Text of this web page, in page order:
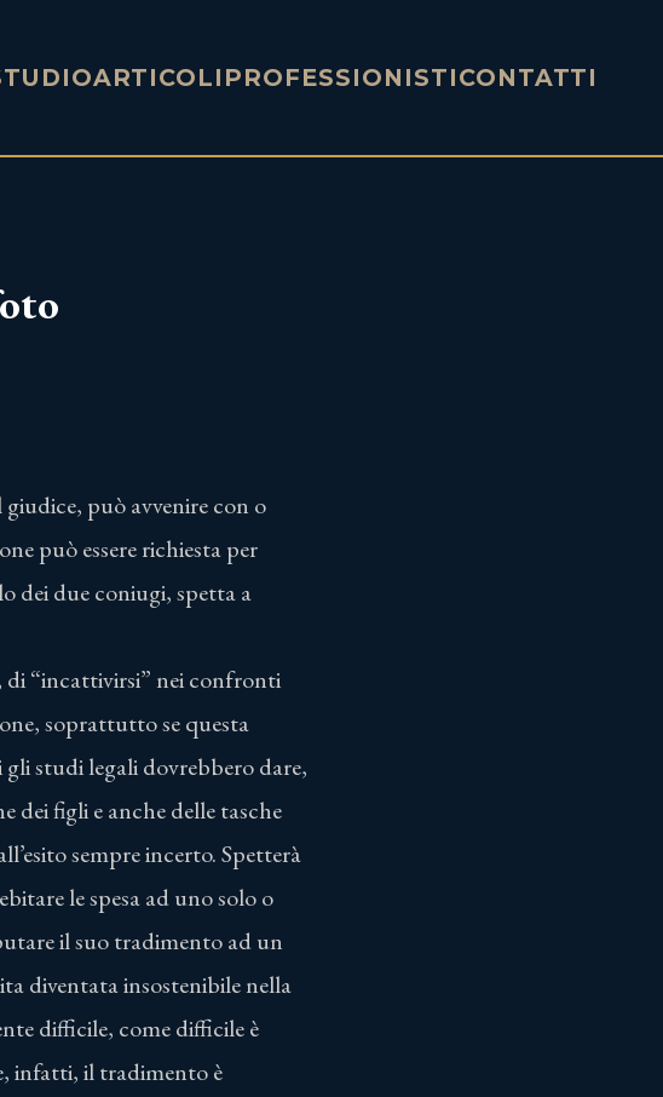
ARTICOLI PROFESSIONISTICONTATTI
può avvenire con o
può essere richiesta per
dei due coniugi, spetta a
di “incattivirsi” nei confronti
soprattutto se questa
studi legali dovrebbero dare,
dei figli e anche delle tasche
sempre incerto. Spetterà
le spesa ad uno solo o
il suo tradimento ad un
diventata insostenibile nella
difficile, come difficile è
infatti, il tradimento è